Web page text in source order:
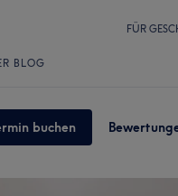
FÜR
BLOG
buchen